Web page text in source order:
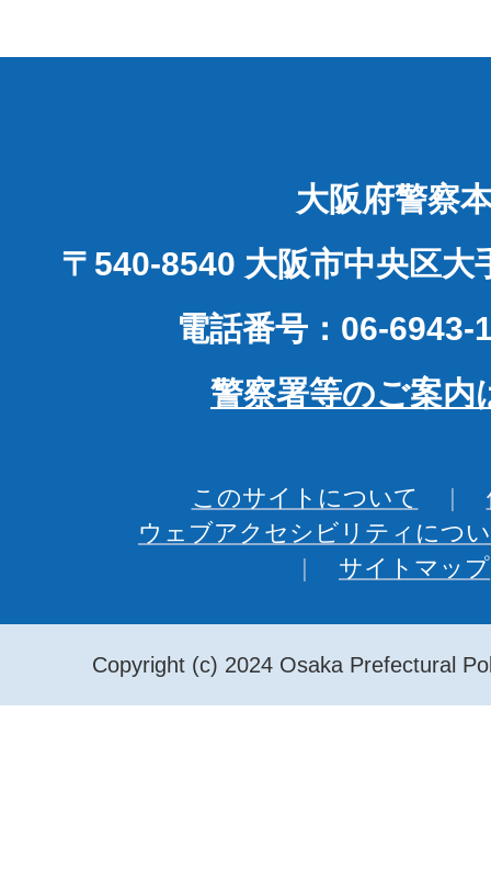
大阪府警察
〒540-8540 大阪市中央区大
電話番号：06-6943-
警察署等のご案内
このサイトについて
ウェブアクセシビリティにつ
サイトマップ
Copyright (c) 2024 Osaka Prefectural